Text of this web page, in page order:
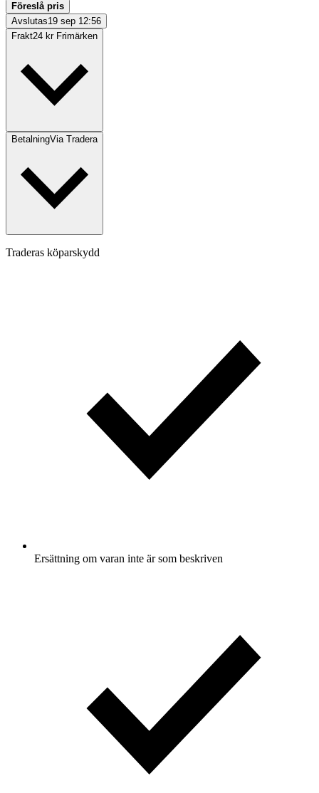
Föreslå pris
Avslutas19 sep 12:56
Frakt24 kr Frimärken
BetalningVia Tradera
Traderas köparskydd
Ersättning om varan inte är som beskriven